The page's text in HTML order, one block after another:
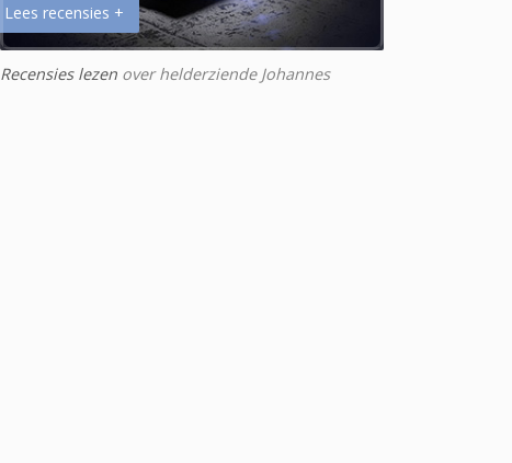
Lees recensies +
Recensies lezen over helderziende Johannes